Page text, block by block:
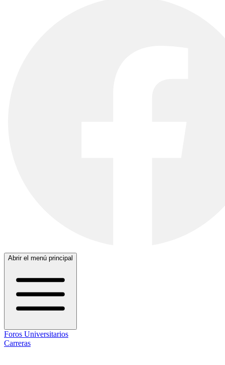
Abrir el menú principal
Foros Universitarios
Carreras